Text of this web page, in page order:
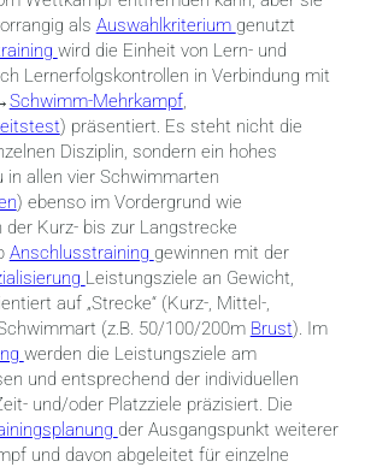
als Auswahlkriterium genutzt
wird die Einheit von Lern- und
Lernerfolgskontrollen in Verbindung mit
Schwimm-Mehrkampf,
) präsentiert. Es steht nicht die
Disziplin, sondern ein hohes
allen vier Schwimmarten
) ebenso im Vordergrund wie
Kurz- bis zur Langstrecke
Anschlusstraining gewinnen mit der
Leistungsziele an Gewicht,
auf „Strecke“ (Kurz-, Mittel-,
(z.B. 50/100/200m Brust). Im
werden die Leistungsziele am
und entsprechend der individuellen
und/oder Platzziele präzisiert. Die
der Ausgangspunkt weiterer
und davon abgeleitet für einzelne